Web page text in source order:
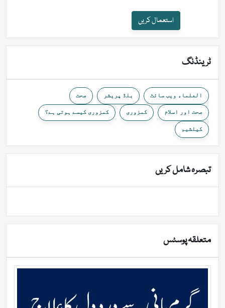
استعمال کریں
ٹرینڈنگ
العلماء ویب سائٹ بلڈ پریشر صحت
صحت اور اسلام کمزوری کمزوری کیسے ہوتی ہے؟
کیلشیم
تبصرہ شامل کریں
متعلقہ پوسٹس